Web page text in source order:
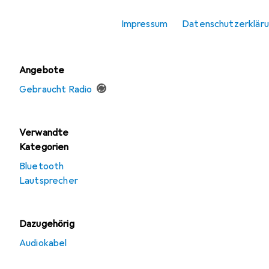
Impressum
Angebote
Gebraucht Radio
Verwandte
Kategorien
Bluetooth
Lautsprecher
Dazugehörig
Audiokabel